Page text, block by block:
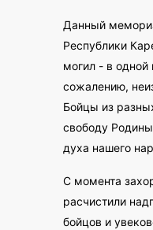
Данный
Республики
могил - в одной
сожалению,
Бойцы из
свободу
духа нашего
С момента
расчистили
бойцов и